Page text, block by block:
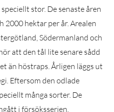
stor. De senaste åren
2000 hektar per år. Arealen
Södermanland och
att den tål lite senare sådd
än höstraps. Årligen läggs ut
Eftersom den odlade
många sorter. De
i försöksserien.